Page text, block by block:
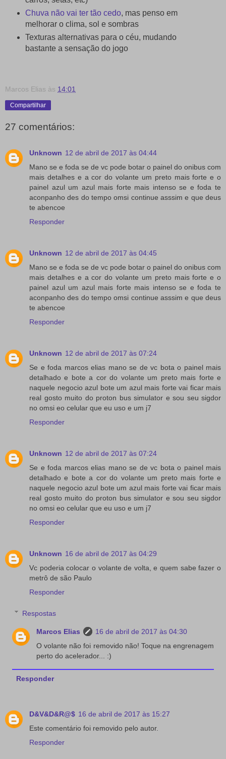
Chuva não vai ter tão cedo, mas penso em
melhorar o clima, sol e sombras
Texturas alternativas para o céu, mudando
bastante a sensação do jogo
Marcos Elias às 14:01
Compartilhar
27 comentários:
Unknown 12 de abril de 2017 às 04:44
Mano se e foda se de vc pode botar o painel do onibus com
mais detalhes e a cor do volante um preto mais forte e o
painel azul um azul mais forte mais intenso se e foda te
aconpanho des do tempo omsi continue asssim e que deus
te abencoe
Responder
Unknown 12 de abril de 2017 às 04:45
Mano se e foda se de vc pode botar o painel do onibus com
mais detalhes e a cor do volante um preto mais forte e o
painel azul um azul mais forte mais intenso se e foda te
aconpanho des do tempo omsi continue asssim e que deus
te abencoe
Responder
Unknown 12 de abril de 2017 às 07:24
Se e foda marcos elias mano se de vc bota o painel mais
detalhado e bote a cor do volante um preto mais forte e
naquele negocio azul bote um azul mais forte vai ficar mais
real gosto muito do proton bus simulator e sou seu sigdor
no omsi eo celular que eu uso e um j7
Responder
Unknown 12 de abril de 2017 às 07:24
Se e foda marcos elias mano se de vc bota o painel mais
detalhado e bote a cor do volante um preto mais forte e
naquele negocio azul bote um azul mais forte vai ficar mais
real gosto muito do proton bus simulator e sou seu sigdor
no omsi eo celular que eu uso e um j7
Responder
Unknown 16 de abril de 2017 às 04:29
Vc poderia colocar o volante de volta, e quem sabe fazer o
metrô de são Paulo
Responder
Respostas
Marcos Elias
16 de abril de 2017 às 04:30
O volante não foi removido não! Toque na engrenagem
perto do acelerador... :)
Responder
D&V&D&R@$ 16 de abril de 2017 às 15:27
Este comentário foi removido pelo autor.
Responder